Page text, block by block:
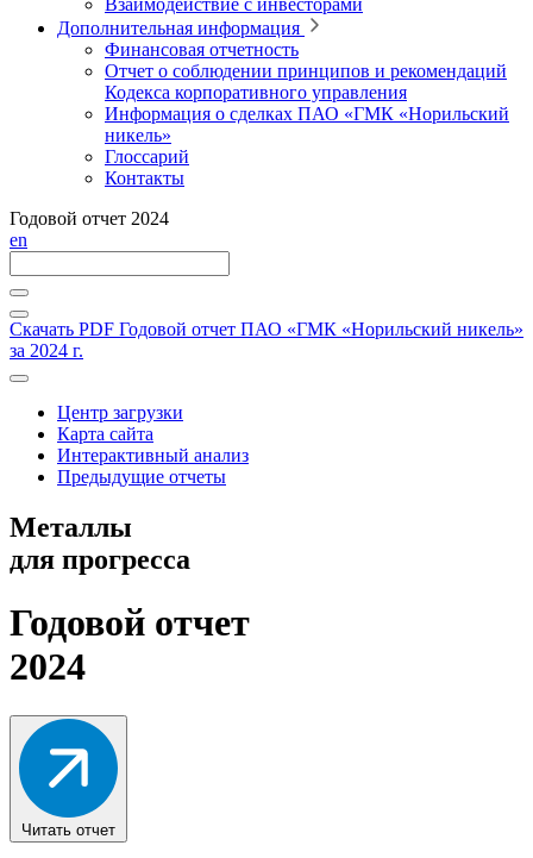
Взаимодействие с инвесторами
Дополнительная информация
Финансовая отчетность
Отчет о соблюдении принципов и рекомендаций
Кодекса корпоративного управления
Информация о сделках ПАО «ГМК «Норильский
никель»
Глоссарий
Контакты
Годовой отчет 2024
en
Скачать PDF Годовой отчет ПАО «ГМК «Норильский никель»
за 2024 г.
Центр загрузки
Карта сайта
Интерактивный анализ
Предыдущие отчеты
Металлы
для прогресса
Годовой отчет
2024
Читать отчет